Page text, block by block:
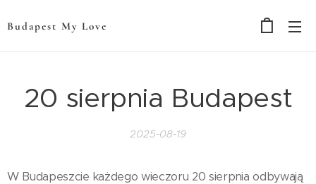
Budapest My Love
20 sierpnia Budapest
2025-08-19
W Budapeszcie każdego wieczoru 20 sierpnia odbywają